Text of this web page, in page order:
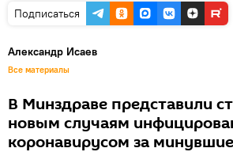
Подписаться
Александр Исаев
Все материалы
В Минздраве представили
новым случаям
коронавирусом за